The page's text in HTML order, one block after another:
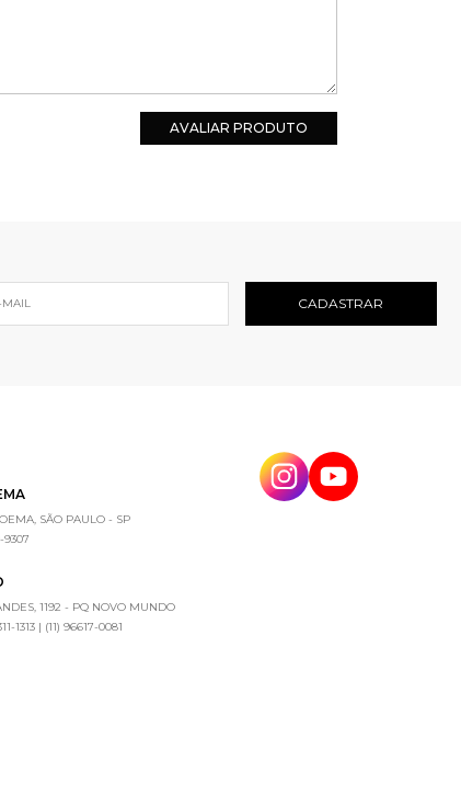
AVALIAR PRODUTO
SÃO PAULO - SP
9307
1192 - PQ NOVO MUNDO
1313 | (11) 96617-0081